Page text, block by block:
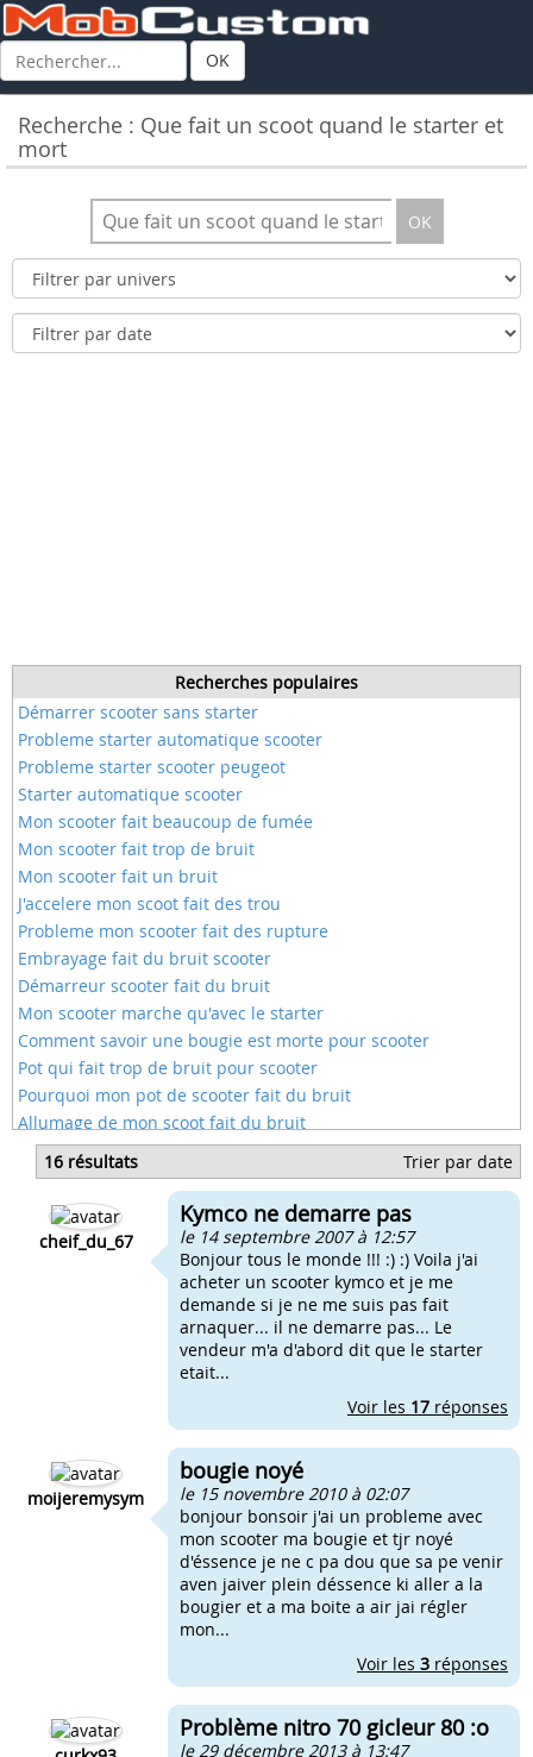
OK
Recherche : Que fait un scoot quand le starter et
mort
OK
Recherches populaires
Démarrer scooter sans starter
Probleme starter automatique scooter
Probleme starter scooter peugeot
Starter automatique scooter
Mon scooter fait beaucoup de fumée
Mon scooter fait trop de bruit
Mon scooter fait un bruit
J'accelere mon scoot fait des trou
Probleme mon scooter fait des rupture
Embrayage fait du bruit scooter
Démarreur scooter fait du bruit
Mon scooter marche qu'avec le starter
Comment savoir une bougie est morte pour scooter
Pot qui fait trop de bruit pour scooter
Pourquoi mon pot de scooter fait du bruit
Allumage de mon scoot fait du bruit
Mon scooter mbk fait du bruit
Vario scooter qui fait du bruit
Je roule starter avec le starter sur mon scooter
Probléme scooter roule que avec starter
16 résultats Trier par date
cheif_du_67
Kymco ne demarre pas
le 14 septembre 2007 à 12:57
Bonjour tous le monde !!! :) :) Voila j'ai
acheter un scooter kymco et je me
demande si je ne me suis pas fait
arnaquer... il ne demarre pas... Le
vendeur m'a d'abord dit que le starter
etait...
Voir les 17 réponses
moijeremysym
bougie noyé
le 15 novembre 2010 à 02:07
bonjour bonsoir j'ai un probleme avec
mon scooter ma bougie et tjr noyé
d'éssence je ne c pa dou que sa pe venir
aven jaiver plein déssence ki aller a la
bougier et a ma boite a air jai régler
mon...
Voir les 3 réponses
Problème nitro 70 gicleur 80 :o
le 29 décembre 2013 à 13:47